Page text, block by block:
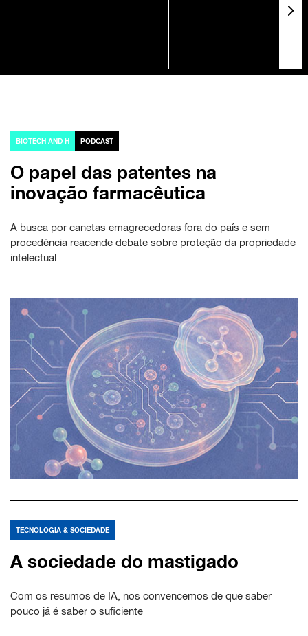
BIOTECH AND H PODCAST
O papel das patentes na
inovação farmacêutica
A busca por canetas emagrecedoras fora do país e sem
procedência reacende debate sobre proteção da propriedade
intelectual
TECNOLOGIA & SOCIEDADE
A sociedade do mastigado
Com os resumos de IA, nos convencemos de que saber
pouco já é saber o suficiente